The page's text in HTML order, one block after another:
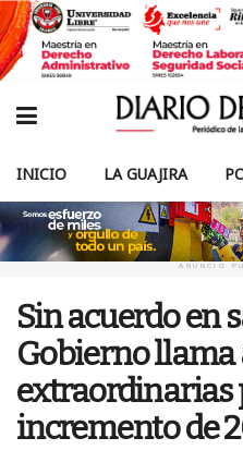
INICIO LA GUAJIRA
ANUNCIO
Sin acuerdo en
Gobierno llama
extraordinarias
incremento de